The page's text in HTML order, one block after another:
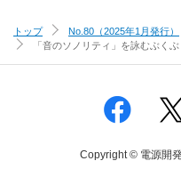
トップ
No.80（2025年1月発行）
「音のソノリティ」を詠むぶく
Copyright © 電源開